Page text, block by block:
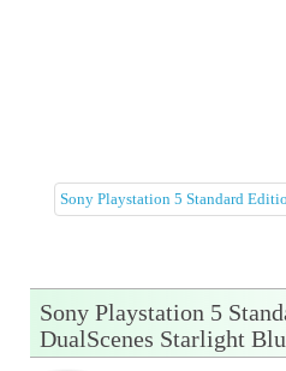
Sony Playstation 5
DualScenes Starlight